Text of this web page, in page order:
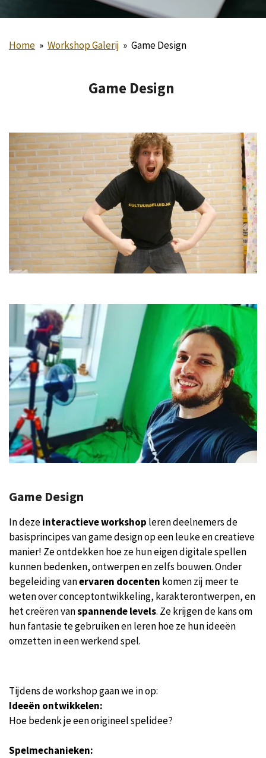
Home » Workshop Galerij » Game Design
Game Design
Game Design
In dezeinteractieve workshop leren deelnemers de
basisprincipes van game design op een leuke en creatieve
manier! Ze ontdekken hoe ze hun eigen digitale spellen
kunnen bedenken, ontwerpen en zelfs bouwen. Onder
begeleiding vanervaren docenten komen zij meer te
weten over conceptontwikkeling, karakterontwerpen, en
het creëren vanspannende levels. Ze krijgen de kans om
hun fantasie te gebruiken en leren hoe ze hun ideeën
omzetten in een werkend spel.
Tijdens de workshop gaan we in op:
Ideeën ontwikkelen:
Hoe bedenk je een origineel spelidee?
Spelmechanieken: